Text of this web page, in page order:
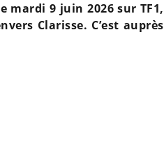
mardi 9 juin 2026 sur TF1,
Clarisse. C’est auprès